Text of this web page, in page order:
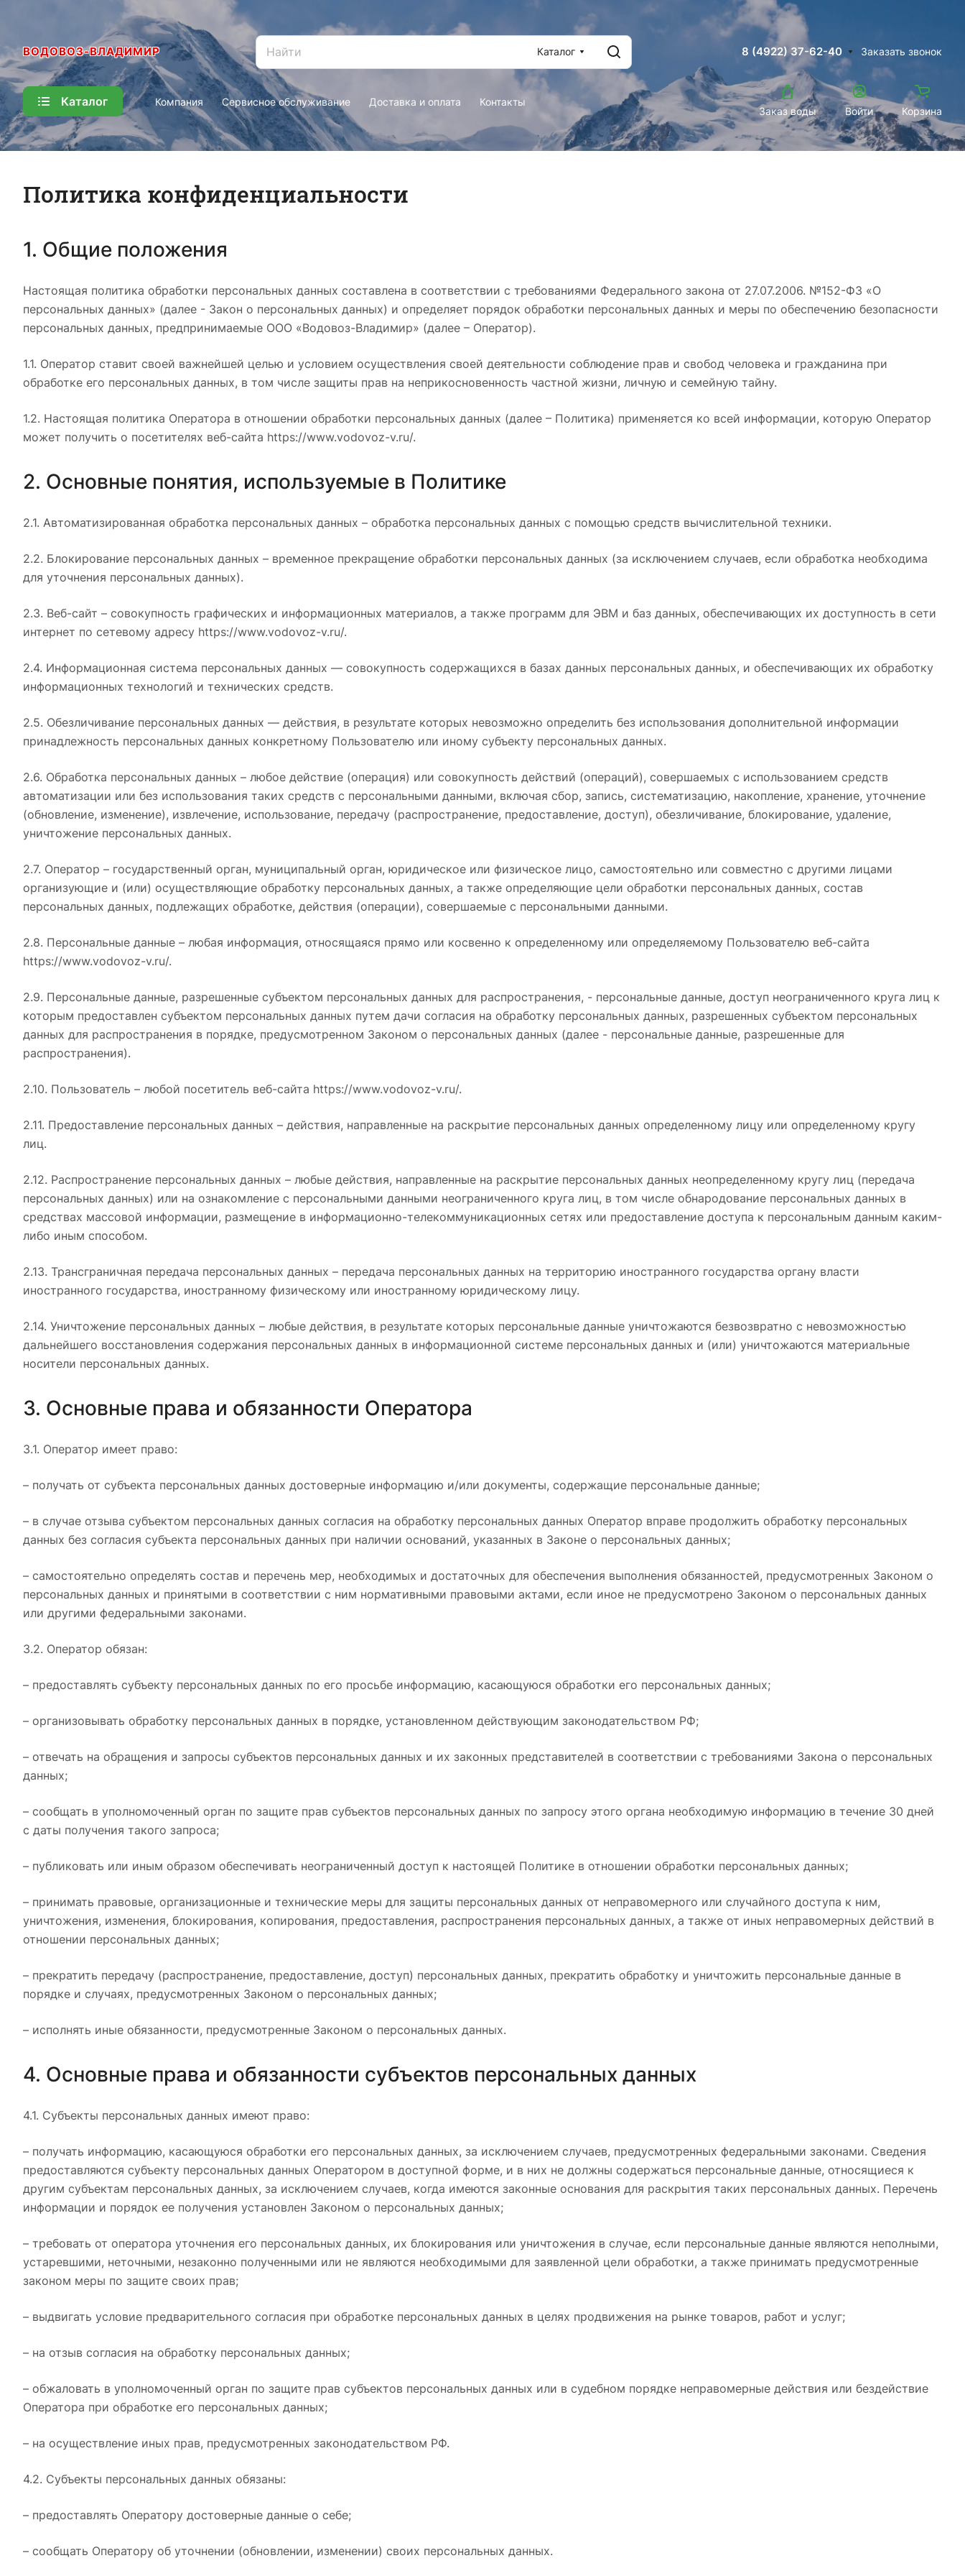
ВОДОВОЗ-ВЛАДИМИР Каталог 8 (4922) 37-62-40 Заказать звонок
Каталог Компания Сервисное обслуживание Доставка и оплата Контакты
Заказ воды Войти Корзина
Политика конфиденциальности
1. Общие положения
Настоящая политика обработки персональных данных составлена в соответствии с требованиями Федерального закона от 27.07.2006. №152-ФЗ «О
персональных данных» (далее - Закон о персональных данных) и определяет порядок обработки персональных данных и меры по обеспечению безопасности
персональных данных, предпринимаемые ООО «Водовоз-Владимир» (далее – Оператор).
1.1. Оператор ставит своей важнейшей целью и условием осуществления своей деятельности соблюдение прав и свобод человека и гражданина при
обработке его персональных данных, в том числе защиты прав на неприкосновенность частной жизни, личную и семейную тайну.
1.2. Настоящая политика Оператора в отношении обработки персональных данных (далее – Политика) применяется ко всей информации, которую Оператор
может получить о посетителях веб-сайта https://www.vodovoz-v.ru/.
2. Основные понятия, используемые в Политике
2.1. Автоматизированная обработка персональных данных – обработка персональных данных с помощью средств вычислительной техники.
2.2. Блокирование персональных данных – временное прекращение обработки персональных данных (за исключением случаев, если обработка необходима
для уточнения персональных данных).
2.3. Веб-сайт – совокупность графических и информационных материалов, а также программ для ЭВМ и баз данных, обеспечивающих их доступность в сети
интернет по сетевому адресу https://www.vodovoz-v.ru/.
2.4. Информационная система персональных данных — совокупность содержащихся в базах данных персональных данных, и обеспечивающих их обработку
информационных технологий и технических средств.
2.5. Обезличивание персональных данных — действия, в результате которых невозможно определить без использования дополнительной информации
принадлежность персональных данных конкретному Пользователю или иному субъекту персональных данных.
2.6. Обработка персональных данных – любое действие (операция) или совокупность действий (операций), совершаемых с использованием средств
автоматизации или без использования таких средств с персональными данными, включая сбор, запись, систематизацию, накопление, хранение, уточнение
(обновление, изменение), извлечение, использование, передачу (распространение, предоставление, доступ), обезличивание, блокирование, удаление,
уничтожение персональных данных.
2.7. Оператор – государственный орган, муниципальный орган, юридическое или физическое лицо, самостоятельно или совместно с другими лицами
организующие и (или) осуществляющие обработку персональных данных, а также определяющие цели обработки персональных данных, состав
персональных данных, подлежащих обработке, действия (операции), совершаемые с персональными данными.
2.8. Персональные данные – любая информация, относящаяся прямо или косвенно к определенному или определяемому Пользователю веб-сайта
https://www.vodovoz-v.ru/.
2.9. Персональные данные, разрешенные субъектом персональных данных для распространения, - персональные данные, доступ неограниченного круга лиц к
которым предоставлен субъектом персональных данных путем дачи согласия на обработку персональных данных, разрешенных субъектом персональных
данных для распространения в порядке, предусмотренном Законом о персональных данных (далее - персональные данные, разрешенные для
распространения).
2.10. Пользователь – любой посетитель веб-сайта https://www.vodovoz-v.ru/.
2.11. Предоставление персональных данных – действия, направленные на раскрытие персональных данных определенному лицу или определенному кругу
лиц.
2.12. Распространение персональных данных – любые действия, направленные на раскрытие персональных данных неопределенному кругу лиц (передача
персональных данных) или на ознакомление с персональными данными неограниченного круга лиц, в том числе обнародование персональных данных в
средствах массовой информации, размещение в информационно-телекоммуникационных сетях или предоставление доступа к персональным данным каким-
либо иным способом.
2.13. Трансграничная передача персональных данных – передача персональных данных на территорию иностранного государства органу власти
иностранного государства, иностранному физическому или иностранному юридическому лицу.
2.14. Уничтожение персональных данных – любые действия, в результате которых персональные данные уничтожаются безвозвратно с невозможностью
дальнейшего восстановления содержания персональных данных в информационной системе персональных данных и (или) уничтожаются материальные
носители персональных данных.
3. Основные права и обязанности Оператора
3.1. Оператор имеет право:
– получать от субъекта персональных данных достоверные информацию и/или документы, содержащие персональные данные;
– в случае отзыва субъектом персональных данных согласия на обработку персональных данных Оператор вправе продолжить обработку персональных
данных без согласия субъекта персональных данных при наличии оснований, указанных в Законе о персональных данных;
– самостоятельно определять состав и перечень мер, необходимых и достаточных для обеспечения выполнения обязанностей, предусмотренных Законом о
персональных данных и принятыми в соответствии с ним нормативными правовыми актами, если иное не предусмотрено Законом о персональных данных
или другими федеральными законами.
3.2. Оператор обязан:
– предоставлять субъекту персональных данных по его просьбе информацию, касающуюся обработки его персональных данных;
– организовывать обработку персональных данных в порядке, установленном действующим законодательством РФ;
– отвечать на обращения и запросы субъектов персональных данных и их законных представителей в соответствии с требованиями Закона о персональных
данных;
– сообщать в уполномоченный орган по защите прав субъектов персональных данных по запросу этого органа необходимую информацию в течение 30 дней
с даты получения такого запроса;
– публиковать или иным образом обеспечивать неограниченный доступ к настоящей Политике в отношении обработки персональных данных;
– принимать правовые, организационные и технические меры для защиты персональных данных от неправомерного или случайного доступа к ним,
уничтожения, изменения, блокирования, копирования, предоставления, распространения персональных данных, а также от иных неправомерных действий в
отношении персональных данных;
– прекратить передачу (распространение, предоставление, доступ) персональных данных, прекратить обработку и уничтожить персональные данные в
порядке и случаях, предусмотренных Законом о персональных данных;
– исполнять иные обязанности, предусмотренные Законом о персональных данных.
4. Основные права и обязанности субъектов персональных данных
4.1. Субъекты персональных данных имеют право:
– получать информацию, касающуюся обработки его персональных данных, за исключением случаев, предусмотренных федеральными законами. Сведения
предоставляются субъекту персональных данных Оператором в доступной форме, и в них не должны содержаться персональные данные, относящиеся к
другим субъектам персональных данных, за исключением случаев, когда имеются законные основания для раскрытия таких персональных данных. Перечень
информации и порядок ее получения установлен Законом о персональных данных;
– требовать от оператора уточнения его персональных данных, их блокирования или уничтожения в случае, если персональные данные являются неполными,
устаревшими, неточными, незаконно полученными или не являются необходимыми для заявленной цели обработки, а также принимать предусмотренные
законом меры по защите своих прав;
– выдвигать условие предварительного согласия при обработке персональных данных в целях продвижения на рынке товаров, работ и услуг;
– на отзыв согласия на обработку персональных данных;
– обжаловать в уполномоченный орган по защите прав субъектов персональных данных или в судебном порядке неправомерные действия или бездействие
Оператора при обработке его персональных данных;
– на осуществление иных прав, предусмотренных законодательством РФ.
4.2. Субъекты персональных данных обязаны:
– предоставлять Оператору достоверные данные о себе;
– сообщать Оператору об уточнении (обновлении, изменении) своих персональных данных.